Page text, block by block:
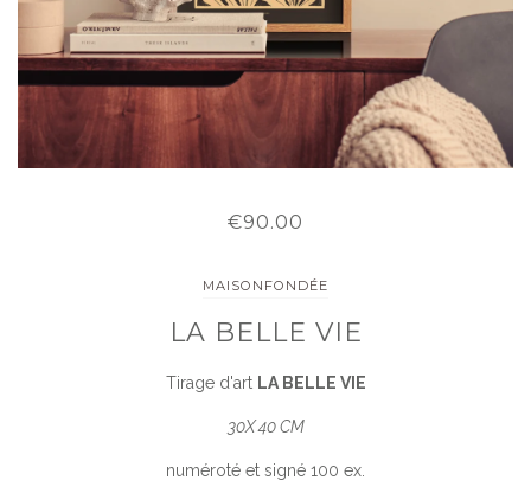
€90.00
MAISONFONDÉE
LA BELLE VIE
Tirage d'art LA BELLE VIE
30X 40 CM
numéroté et signé 100 ex.